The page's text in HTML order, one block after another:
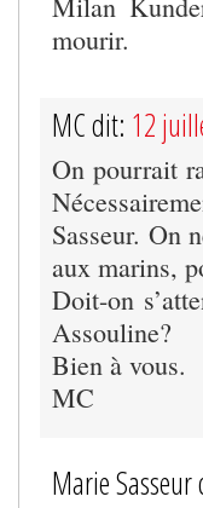
mourir.
MC dit: 12
On pourrait
Sasseur. On
aux marins,
Doit-on
Assouline?
Bien à vous.
MC
Marie Sasseur